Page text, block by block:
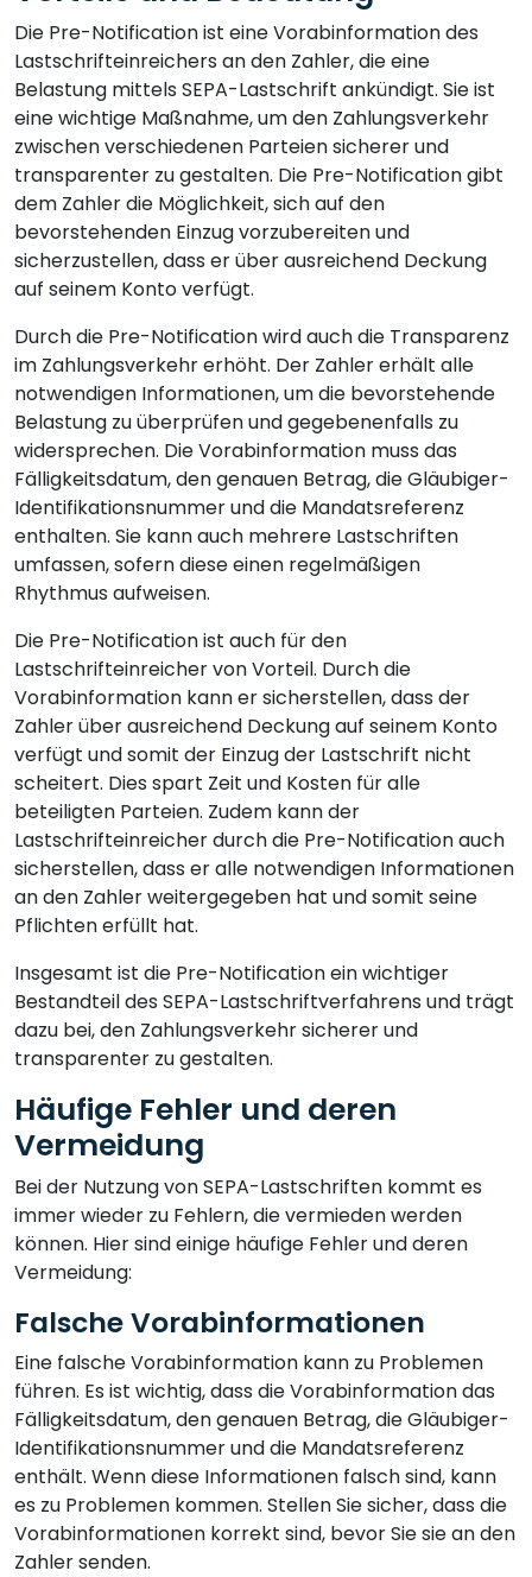
Die Pre-Notification ist eine Vorabinformation des
Lastschrifteinreichers an den Zahler, die eine
Belastung mittels SEPA-Lastschrift ankündigt. Sie ist
eine wichtige Maßnahme, um den Zahlungsverkehr
zwischen verschiedenen Parteien sicherer und
transparenter zu gestalten. Die Pre-Notification gibt
dem Zahler die Möglichkeit, sich auf den
bevorstehenden Einzug vorzubereiten und
sicherzustellen, dass er über ausreichend Deckung
auf seinem Konto verfügt.
Durch die Pre-Notification wird auch die Transparenz
im Zahlungsverkehr erhöht. Der Zahler erhält alle
notwendigen Informationen, um die bevorstehende
Belastung zu überprüfen und gegebenenfalls zu
widersprechen. Die Vorabinformation muss das
Fälligkeitsdatum, den genauen Betrag, die Gläubiger-
Identifikationsnummer und die Mandatsreferenz
enthalten. Sie kann auch mehrere Lastschriften
umfassen, sofern diese einen regelmäßigen
Rhythmus aufweisen.
Die Pre-Notification ist auch für den
Lastschrifteinreicher von Vorteil. Durch die
Vorabinformation kann er sicherstellen, dass der
Zahler über ausreichend Deckung auf seinem Konto
verfügt und somit der Einzug der Lastschrift nicht
scheitert. Dies spart Zeit und Kosten für alle
beteiligten Parteien. Zudem kann der
Lastschrifteinreicher durch die Pre-Notification auch
sicherstellen, dass er alle notwendigen Informationen
an den Zahler weitergegeben hat und somit seine
Pflichten erfüllt hat.
Insgesamt ist die Pre-Notification ein wichtiger
Bestandteil des SEPA-Lastschriftverfahrens und trägt
dazu bei, den Zahlungsverkehr sicherer und
transparenter zu gestalten.
Häufige Fehler und deren
Vermeidung
Bei der Nutzung von SEPA-Lastschriften kommt es
immer wieder zu Fehlern, die vermieden werden
können. Hier sind einige häufige Fehler und deren
Vermeidung:
Falsche Vorabinformationen
Eine falsche Vorabinformation kann zu Problemen
führen. Es ist wichtig, dass die Vorabinformation das
Fälligkeitsdatum, den genauen Betrag, die Gläubiger-
Identifikationsnummer und die Mandatsreferenz
enthält. Wenn diese Informationen falsch sind, kann
es zu Problemen kommen. Stellen Sie sicher, dass die
Vorabinformationen korrekt sind, bevor Sie sie an den
Zahler senden.